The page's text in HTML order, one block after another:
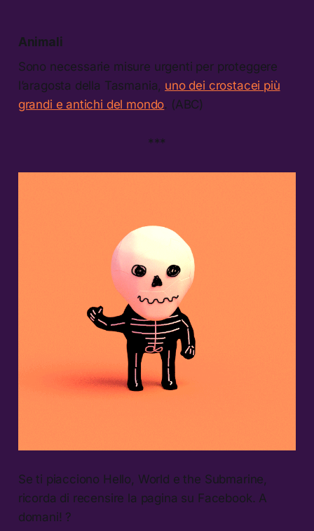
Animali
Sono necessarie misure urgenti per proteggere
l’aragosta della Tasmania, uno dei crostacei più
grandi e antichi del mondo. (ABC)
***
Se ti piacciono Hello, World e the Submarine,
ricorda di recensire la pagina su Facebook. A
domani! ?